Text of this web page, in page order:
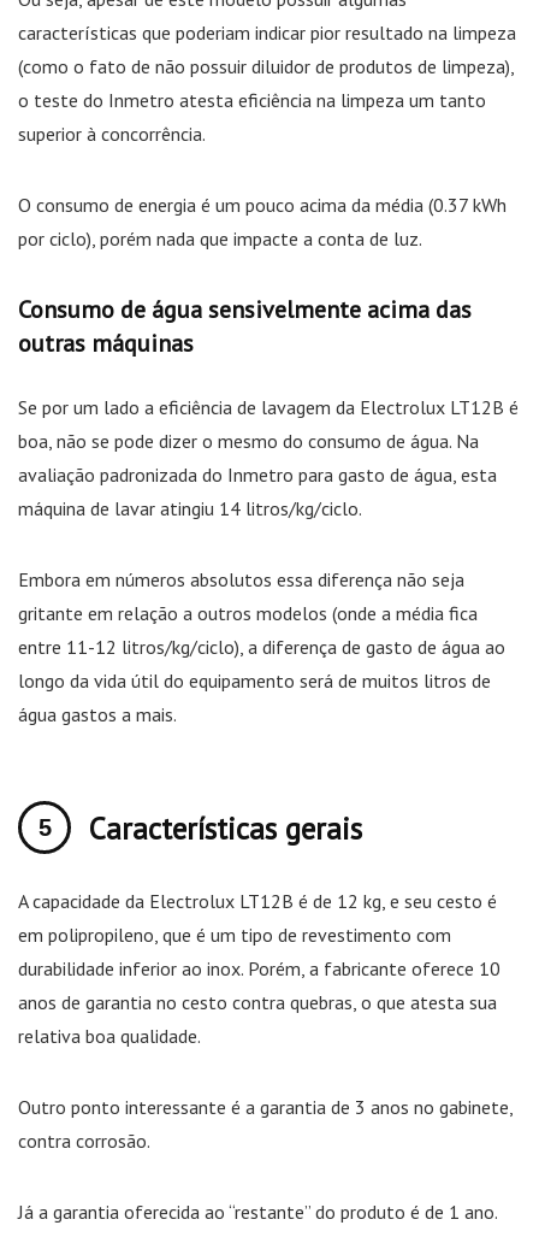
características que poderiam indicar pior resultado na limpeza
(como o fato de não possuir diluidor de produtos de limpeza),
o teste do Inmetro atesta eficiência na limpeza um tanto
superior à concorrência.
O consumo de energia é um pouco acima da média (0.37 kWh
por ciclo), porém nada que impacte a conta de luz.
Consumo de água sensivelmente acima das
outras máquinas
Se por um lado a eficiência de lavagem da Electrolux LT12B é
boa, não se pode dizer o mesmo do consumo de água. Na
avaliação padronizada do Inmetro para gasto de água, esta
máquina de lavar atingiu 14 litros/kg/ciclo.
Embora em números absolutos essa diferença não seja
gritante em relação a outros modelos (onde a média fica
entre 11-12 litros/kg/ciclo), a diferença de gasto de água ao
longo da vida útil do equipamento será de muitos litros de
água gastos a mais.
Características gerais
A capacidade da Electrolux LT12B é de 12 kg, e seu cesto é
em polipropileno, que é um tipo de revestimento com
durabilidade inferior ao inox. Porém, a fabricante oferece 10
anos de garantia no cesto contra quebras, o que atesta sua
relativa boa qualidade.
Outro ponto interessante é a garantia de 3 anos no gabinete,
contra corrosão.
Já a garantia oferecida ao “restante” do produto é de 1 ano.